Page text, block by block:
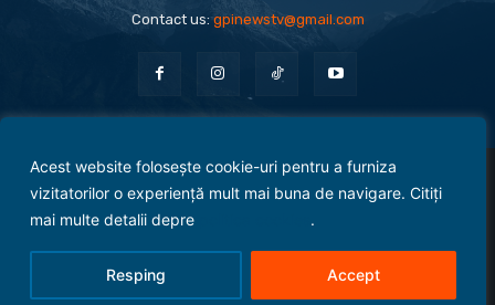
Acest website folosește cookie-uri pentru a furniza
vizitatorilor o experiență mult mai buna de navigare. Citiți
mai multe detalii depre
.
Resping Accept
Contact us:gpinewstv@gmail.com
Evenimente Politică Economie Social
Sport
Cultură
Antreprenoriat
Administrație Publică
© 2025 Copyright - GPI NEWS